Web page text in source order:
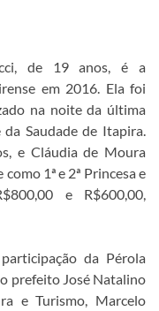
de 19 anos, é a
em 2016. Ela foi
na noite da última
Saudade de Itapira.
e Cláudia de Moura
1ª e 2ª Princesa e
e R$600,00,
ticipação da Pérola
prefeito José Natalino
e Turismo, Marcelo